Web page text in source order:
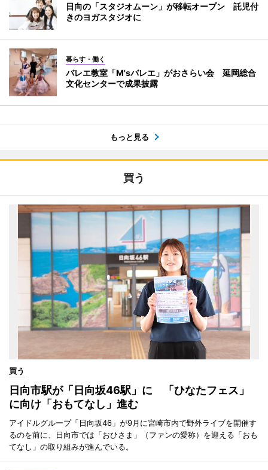
日向の「スタジオムーン」が移転オープン 託児付
きのヨガスタジオに
暮らす・働く
バレエ教室「M'sバレエ」がおさらい会 延岡総合
文化センターで成果披露
もっと見る
買う
買う
日向市駅が「日向坂46駅」に 「ひなたフェス」
に向け「おもてなし」進む
アイドルグループ「日向坂46」が9月に宮崎市内で野外ライブを開催す
るのを前に、日向市では「おひさま」（ファンの愛称）を迎える「おも
てなし」の取り組みが進んでいる。